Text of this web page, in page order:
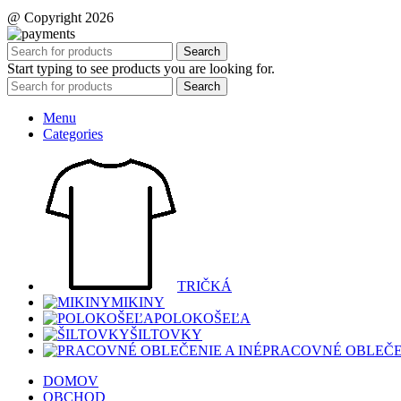
@ Copyright 2026
Search
Start typing to see products you are looking for.
Search
Menu
Categories
TRIČKÁ
MIKINY
POLOKOŠEĽA
ŠILTOVKY
PRACOVNÉ
DOMOV
OBCHOD